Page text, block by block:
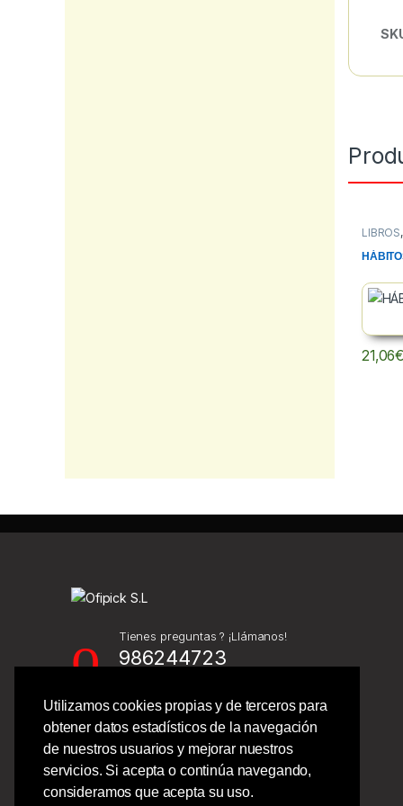
Utilizamos cookies propias y de terceros para
obtener datos estadísticos de la navegación
de nuestros usuarios y mejorar nuestros
servicios. Si acepta o continúa navegando,
consideramos que acepta su uso.
LIBROS
21,06
Tienes preguntas ? ¡Llámanos!
986244723
Calle Barcelona 41,
Bajo Izquierdo,
Vigo - Pontevedra.